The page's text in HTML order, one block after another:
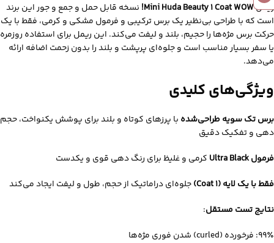
ریملMini Huda Beauty 1 Coat WOW! نسخه قابل حمل و جمع‌ و جور این برند
است که با طراحی بی‌نظیر یک برس ترکیبی و فرمول مشکی و کرمی، فقط با یک
حرکت برس مژه‌ها را حجیم، بلند و لیفت می‌کند. این ریمل برای استفاده روزمره
یا سفر بسیار مناسب است و جلوه‌ای پرپشت و بلند را بدون زحمت اضافه ارائه
می‌دهد.
ویژگی‌های کلیدی
برس تک‌ سویه طراحی‌شده با پرزهای کوتاه و بلند برای پوشش یکنواخت، حجم‌
دهی و تفکیک دقیق
فرمول Ultra Black
کرمی و غلیظ برای رنگ‌ دهی قوی و یکدست
فقط با یک لایه (1 Coat)
جلوه‌ای دراماتیک از حجم، طول و لیفت ایجاد می‌کند
نتایج تست مستقل:
۹۹٪: فرخورده (curled) شدن فوری مژه‌ها